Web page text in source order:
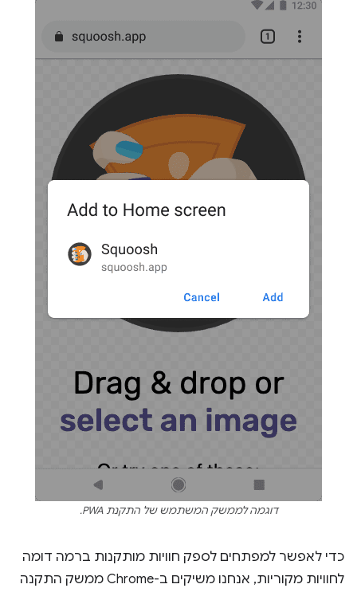
דוגמה לממשק המשתמש של התקנת PWA.
כדי לאפשר למפתחים לספק חוויות מותקנות ברמה דומה
לחוויות מקוריות, אנחנו משיקים ב-Chrome ממשק התקנה